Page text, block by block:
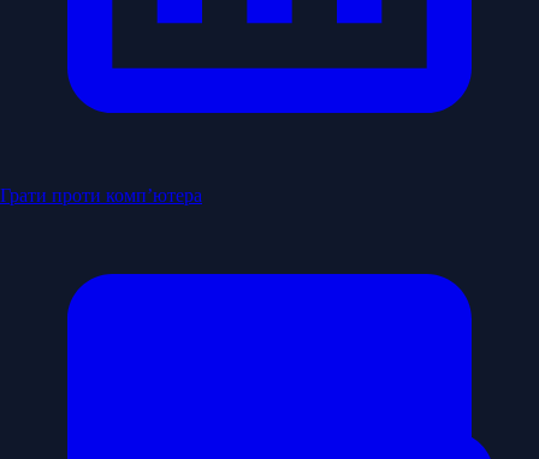
Грати проти комп’ютера